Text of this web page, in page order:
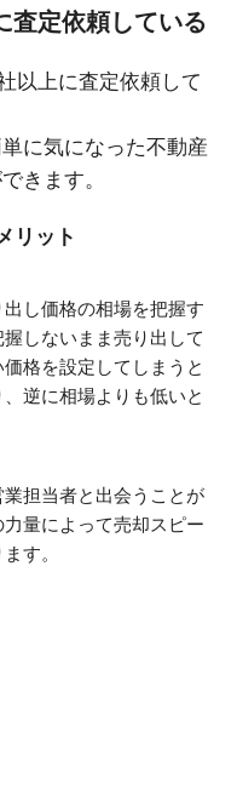
査定依頼している
以上に査定依頼して
に気になった不動産
きます。
リット
し価格の相場を把握す
しないまま売り出して
格を設定してしまうと
逆に相場よりも低いと
担当者と出会うことが
量によって売却スピー
す。